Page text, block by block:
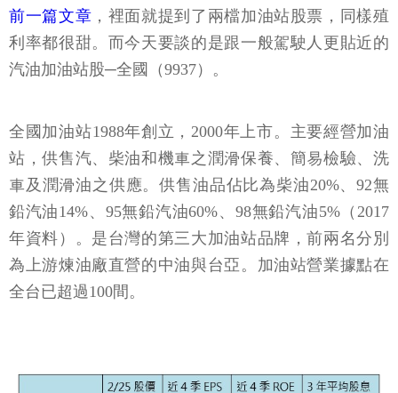
前一篇文章 ，裡面就提到了兩檔加油站股票，同樣殖
利率都很甜。而今天要談的是跟一般駕駛人更貼近的
汽油加油站股─全國（9937）。
全國加油站1988年創立，2000年上市。主要經營加油
站，供售汽、柴油和機車之潤滑保養、簡易檢驗、洗
車及潤滑油之供應。供售油品佔比為柴油20%、92無
鉛汽油14%、95無鉛汽油60%、98無鉛汽油5%（2017
年資料）。是台灣的第三大加油站品牌，前兩名分別
為上游煉油廠直營的中油與台亞。加油站營業據點在
全台已超過100間。